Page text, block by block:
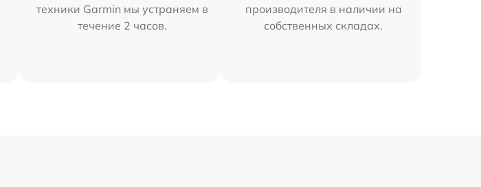
техники Garmin мы устраняем в
течение 2 часов.
производителя в наличии на
собственных складах.